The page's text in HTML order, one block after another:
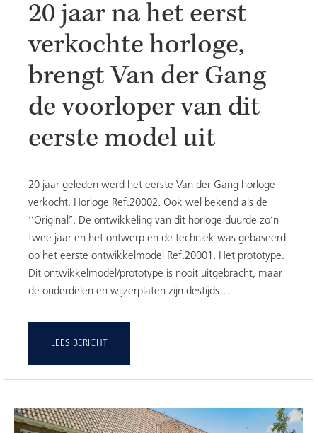
20 jaar na het eerst
verkochte horloge,
brengt Van der Gang
de voorloper van dit
eerste model uit
20 jaar geleden werd het eerste Van der Gang horloge
verkocht. Horloge Ref.20002. Ook wel bekend als de
‘’Original’’. De ontwikkeling van dit horloge duurde zo’n
twee jaar en het ontwerp en de techniek was gebaseerd
op het eerste ontwikkelmodel Ref.20001. Het prototype.
Dit ontwikkelmodel/prototype is nooit uitgebracht, maar
de onderdelen en wijzerplaten zijn destijds…
LEES BERICHT